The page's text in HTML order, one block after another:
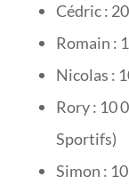
Cédric :
Romain :
Nicolas :
Rory : 10
Sportifs)
Simon :